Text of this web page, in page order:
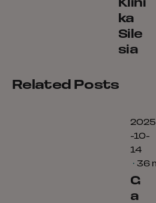
Klini
ka
Sile
sia
Related Posts
2025
-10-
14
36
G
a